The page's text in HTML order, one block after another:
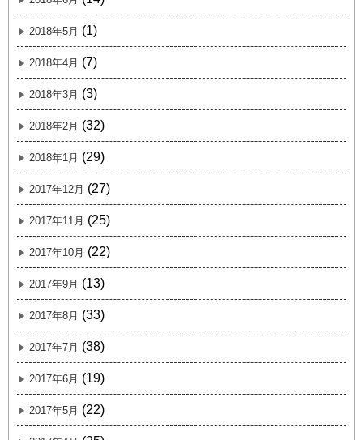
2018年5月 (1)
2018年4月 (7)
2018年3月 (3)
2018年2月 (32)
2018年1月 (29)
2017年12月 (27)
2017年11月 (25)
2017年10月 (22)
2017年9月 (13)
2017年8月 (33)
2017年7月 (38)
2017年6月 (19)
2017年5月 (22)